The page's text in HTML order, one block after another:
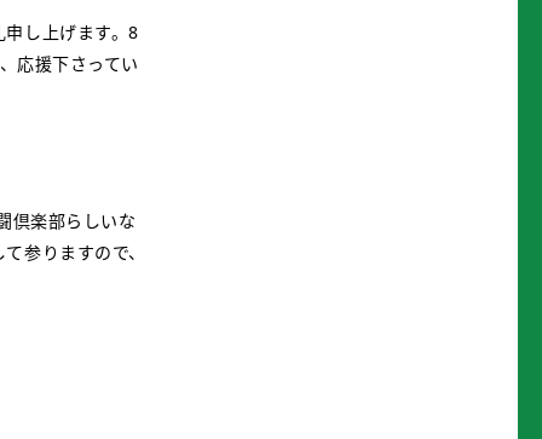
し上げます。8
応援下さってい
倶楽部らしいな
参りますので、